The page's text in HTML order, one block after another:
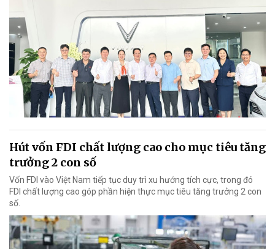
Hút vốn FDI chất lượng cao cho mục tiêu tăng
trưởng 2 con số
Vốn FDI vào Việt Nam tiếp tục duy trì xu hướng tích cực, trong đó
FDI chất lượng cao góp phần hiện thực mục tiêu tăng trưởng 2 con
số.